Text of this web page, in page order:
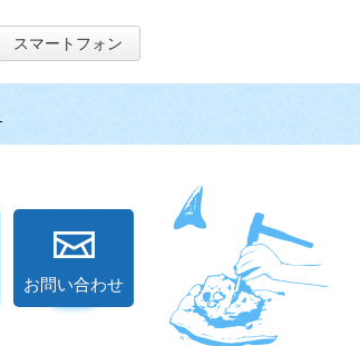
スマートフォン
お問い合わせ